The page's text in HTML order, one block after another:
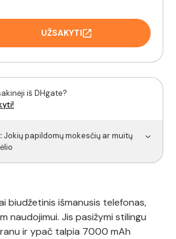
UŽSAKYTI
iš DHgate?
Jokių papildomų mokesčių ar muitų
biudžetinis išmanusis telefonas,
naudojimui. Jis pasižymi stilingu
ir ypač talpia 7000 mAh